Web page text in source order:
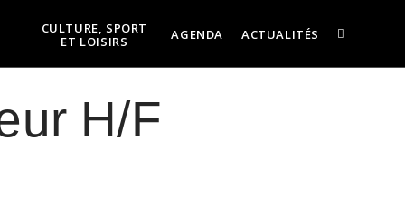
CULTURE, SPORT
ET LOISIRS
AGENDA ACTUALITÉS
H/F